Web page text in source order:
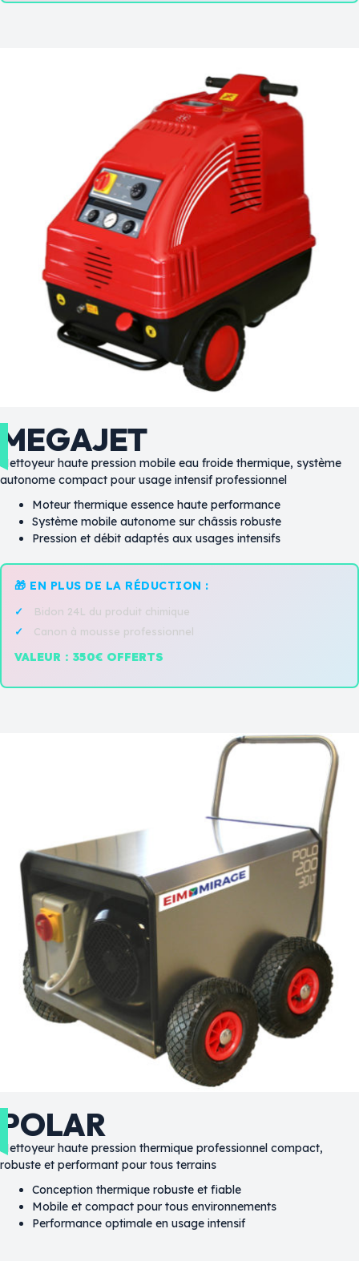
MEGAJET
Nettoyeur haute pression mobile eau froide thermique, système
autonome compact pour usage intensif professionnel
Moteur thermique essence haute performance
Système mobile autonome sur châssis robuste
Pression et débit adaptés aux usages intensifs
🎁 EN PLUS DE LA RÉDUCTION :
Bidon 24L du produit chimique
Canon à mousse professionnel
VALEUR : 350€ OFFERTS
POLAR
Nettoyeur haute pression thermique professionnel compact,
robuste et performant pour tous terrains
Conception thermique robuste et fiable
Mobile et compact pour tous environnements
Performance optimale en usage intensif